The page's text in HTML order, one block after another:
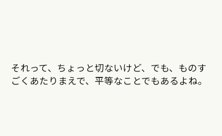
それって、ちょっと切ないけど、でも、ものす
ごくあたりまえで、平等なことでもあるよね。